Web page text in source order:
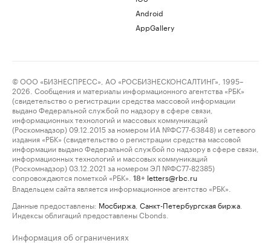
Android
AppGallery
© ООО «БИЗНЕСПРЕСС», АО «РОСБИЗНЕСКОНСАЛТИНГ», 1995–
2026. Сообщения и материалы информационного агентства «РБК»
(свидетельство о регистрации средства массовой информации
выдано Федеральной службой по надзору в сфере связи,
информационных технологий и массовых коммуникаций
(Роскомнадзор) 09.12.2015 за номером ИА №ФС77-63848) и сетевого
издания «РБК» (свидетельство о регистрации средства массовой
информации выдано Федеральной службой по надзору в сфере связи,
информационных технологий и массовых коммуникаций
(Роскомнадзор) 03.12.2021 за номером ЭЛ №ФС77-82385)
сопровождаются пометкой «РБК».
18+ letters@rbc.ru
Владельцем сайта является информационное агентство «РБК».
Данные предоставлены: Мосбиржа Санкт-Петербургская биржа
Индексы облигаций предоставлены Cbonds.
Информация об ограничениях